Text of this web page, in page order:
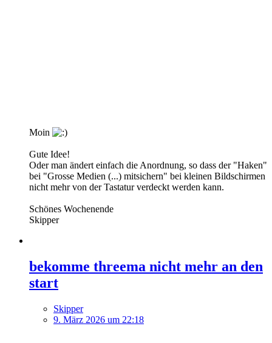
Moin
Gute Idee!
Oder man ändert einfach die Anordnung, so dass der "Haken"
bei "Grosse Medien (...) mitsichern" bei kleinen Bildschirmen
nicht mehr von der Tastatur verdeckt werden kann.
Schönes Wochenende
Skipper
bekomme threema nicht mehr an den
start
Skipper
9. März 2026 um 22:18